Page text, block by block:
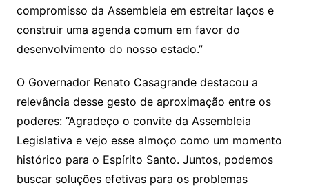
compromisso da Assembleia em estreitar laços e
construir uma agenda comum em favor do
desenvolvimento do nosso estado.”
O Governador Renato Casagrande destacou a
relevância desse gesto de aproximação entre os
poderes: “Agradeço o convite da Assembleia
Legislativa e vejo esse almoço como um momento
histórico para o Espírito Santo. Juntos, podemos
buscar soluções efetivas para os problemas